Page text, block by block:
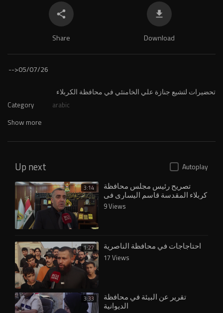
Share Download
-->05/07/26
تحضيرات لتشيع جنازة علي الخامنئي في محافظة الكربلاء
Category arabic
Show more
Up next Autoplay
3:14 تصريح رئيس مجلس محافظة
كربلاء المقدسة قاسم اليساري في
مايخص الاستعدادت لقرب الزيارة
الاربعينية
9 Views
1:27 احتاجاجات في محافظة الناصرية
17 Views
3:33 تقرير عن البيئة في محافظة
الديوانية